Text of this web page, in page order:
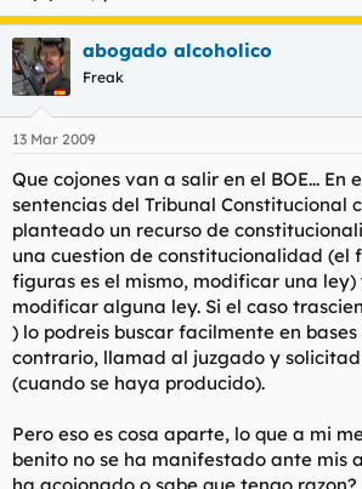
abogado alcoholico
Freak
13 Mar 2009
Que cojones van a salir en el BOE... En
sentencias del Tribunal Constitucional
planteado un recurso de
una cuestion de constitucionalidad (el
figuras es el mismo, modificar una ley)
modificar alguna ley. Si el caso
) lo podreis buscar facilmente en
contrario, llamad al juzgado y
(cuando se haya producido).
Pero eso es cosa aparte, lo que a mi
benito no se ha manifestado ante mis